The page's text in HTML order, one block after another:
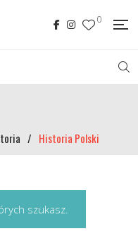
0
/ Historia Polski
szukasz.